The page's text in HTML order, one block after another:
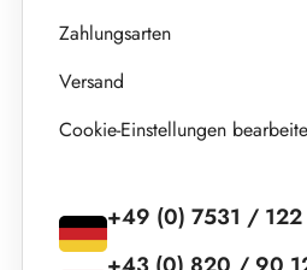
Zahlungsarten
Versand
Cookie-Einstellungen
+49 (0) 7531 / 122